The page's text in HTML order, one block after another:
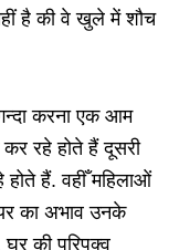
है की वे खुले में शौच
गन्दा करना एक आम
कर रहे होते हैं दूसरी
हैं. वहीँ महिलाओं
का अभाव उनके
घर की परिपक्व